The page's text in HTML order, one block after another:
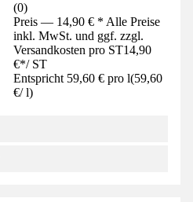
(0)
Preis — 14,90 € * Alle Preise
inkl. MwSt. und ggf. zzgl.
Versandkosten pro ST14,90
€*/ ST
Entspricht 59,60 € pro l(59,60
€/ l)